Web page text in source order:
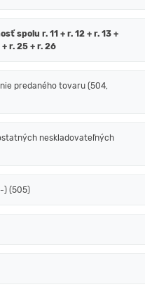
spolu r. 11 + r. 12 + r. 13 +
+ r. 25 + r. 26
predaného tovaru (504,
neskladovateľných
) (505)